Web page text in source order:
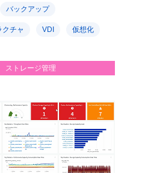
バックアップ
クチャ VDI 仮想化
ストレージ管理